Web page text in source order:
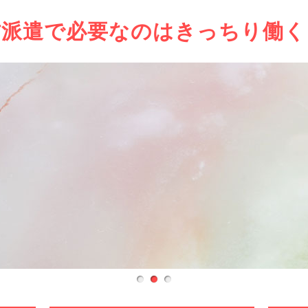
遣で必要なのはきっちり働